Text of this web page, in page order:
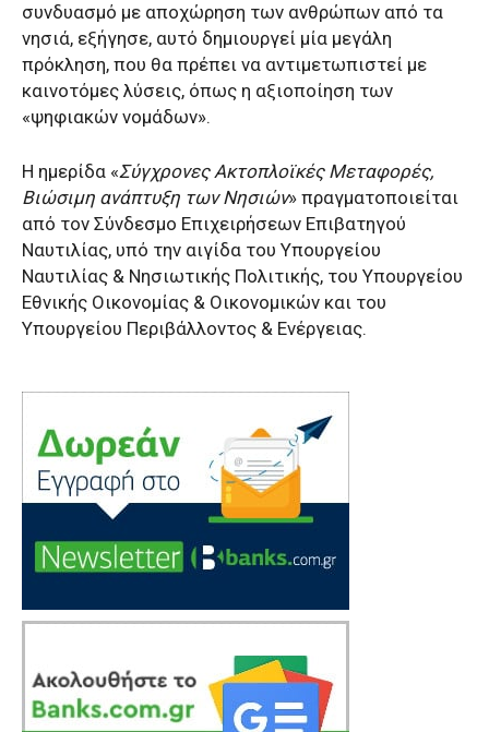
συνδυασμό με αποχώρηση των ανθρώπων από τα
νησιά, εξήγησε, αυτό δημιουργεί μία μεγάλη
πρόκληση, που θα πρέπει να αντιμετωπιστεί με
καινοτόμες λύσεις, όπως η αξιοποίηση των
«ψηφιακών νομάδων».
Η ημερίδα «Σύγχρονες Ακτοπλοϊκές Μεταφορές,
Βιώσιμη ανάπτυξη των Νησιών» πραγματοποιείται
από τον Σύνδεσμο Επιχειρήσεων Επιβατηγού
Ναυτιλίας, υπό την αιγίδα του Υπουργείου
Ναυτιλίας & Νησιωτικής Πολιτικής, του Υπουργείου
Εθνικής Οικονομίας & Οικονομικών και του
Υπουργείου Περιβάλλοντος & Ενέργειας.